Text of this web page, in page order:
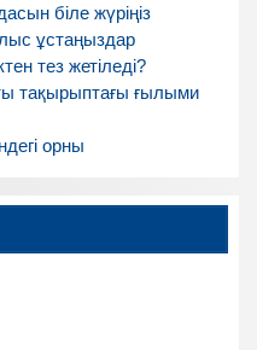
біле жүріңіз
ұстаңыздар
тез жетіледі?
тақырыптағы ғылыми
орны